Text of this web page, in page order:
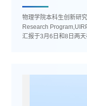
物理学院本科生创新研
Research
汇报于3月6日和8日两天在物理馆